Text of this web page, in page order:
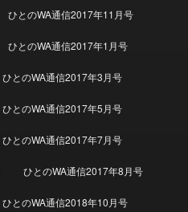
ひとのWA通信2017年11月号
ひとのWA通信2017年1月号
ひとのWA通信2017年3月号
ひとのWA通信2017年5月号
ひとのWA通信2017年7月号
ひとのWA通信2017年8月号
ひとのWA通信2018年10月号